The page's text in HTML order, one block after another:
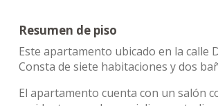
Resumen de piso
Este apartamento ubicado en la calle
Consta de siete habitaciones y dos
El apartamento cuenta con un salón